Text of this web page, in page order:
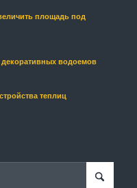
площадь под
декоративных водоемов
теплиц